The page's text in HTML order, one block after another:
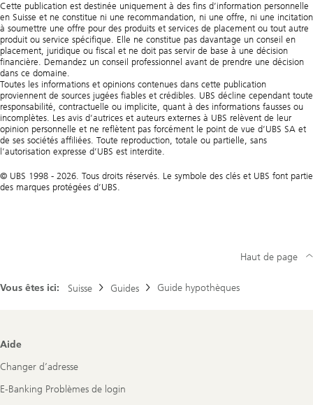
Cette publication est destinée uniquement à des fins d’information personnelle
en Suisse et ne constitue ni une recommandation, ni une offre, ni une incitation
à soumettre une offre pour des produits et services de placement ou tout autre
produit ou service spécifique. Elle ne constitue pas davantage un conseil en
placement, juridique ou fiscal et ne doit pas servir de base à une décision
financière. Demandez un conseil professionnel avant de prendre une décision
dans ce domaine.
Toutes les informations et opinions contenues dans cette publication
proviennent de sources jugées fiables et crédibles. UBS décline cependant toute
responsabilité, contractuelle ou implicite, quant à des informations fausses ou
incomplètes. Les avis d’autrices et auteurs externes à UBS relèvent de leur
opinion personnelle et ne reflètent pas forcément le point de vue d’UBS SA et
de ses sociétés affiliées. Toute reproduction, totale ou partielle, sans
l’autorisation expresse d’UBS est interdite.
© UBS 1998 - 2026. Tous droits réservés. Le symbole des clés et UBS font partie
des marques protégées d’UBS.
Vous êtes ici: Suisse Guides Guide hypothèques
Haut de page
Footer
Aide
Changer d’adresse
E-Banking Problèmes de login